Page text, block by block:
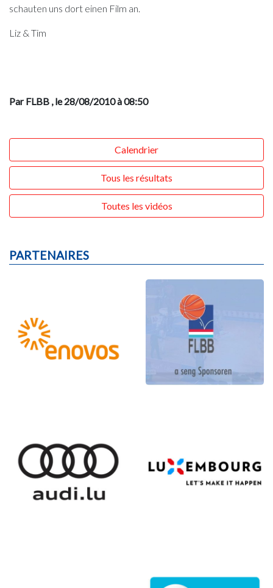
schauten uns dort einen Film an.
Liz & Tim
Par FLBB , le 28/08/2010 à 08:50
Calendrier
Tous les résultats
Toutes les vidéos
PARTENAIRES